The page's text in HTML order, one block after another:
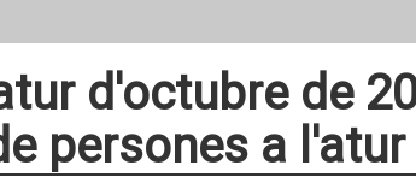
d'octubre de
persones a l'atur